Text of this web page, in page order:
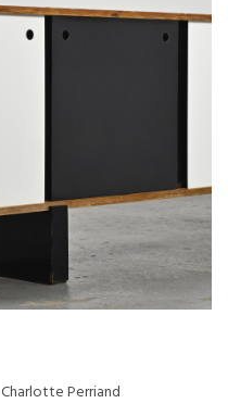
Charlotte Perriand